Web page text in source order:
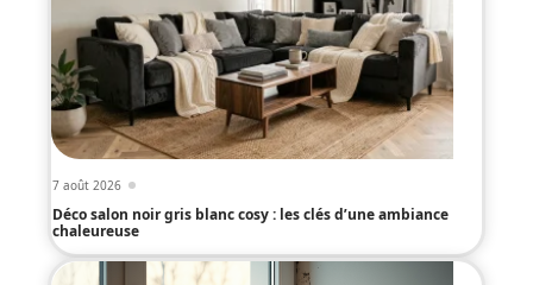
7 août 2026
Déco salon noir gris blanc cosy : les clés d’une ambiance
chaleureuse